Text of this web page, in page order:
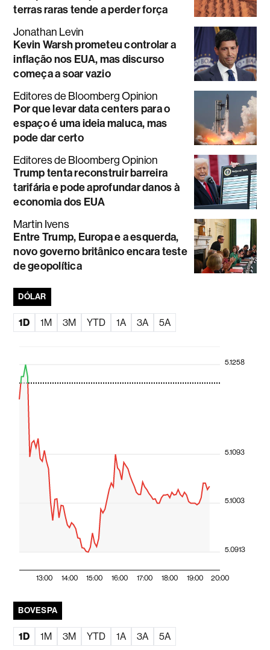
terras raras tende a perder força
Jonathan Levin
Kevin Warsh prometeu controlar a
inflação nos EUA, mas discurso
começa a soar vazio
Editores de Bloomberg Opinion
Por que levar data centers para o
espaço é uma ideia maluca, mas
pode dar certo
Editores de Bloomberg Opinion
Trump tenta reconstruir barreira
tarifária e pode aprofundar danos à
economia dos EUA
Martin Ivens
Entre Trump, Europa e a esquerda,
novo governo britânico encara teste
de geopolítica
DÓLAR
1D 1M 3M YTD 1A 3A 5A
13:00 14:00 15:00 16:00 17:00 18:00 19:00 20:00
5.0913
5.1003
5.1093
5.1258
BOVESPA
1D 1M 3M YTD 1A 3A 5A